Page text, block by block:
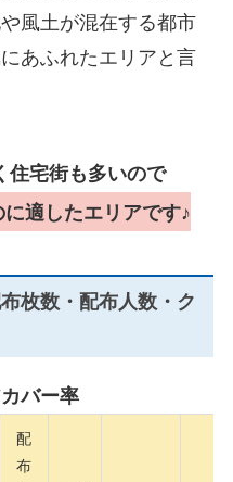
風土が混在する都市
あふれたエリアと言
住宅街も多いので
適したエリアです♪
枚数・配布人数・ク
バー率
配
布